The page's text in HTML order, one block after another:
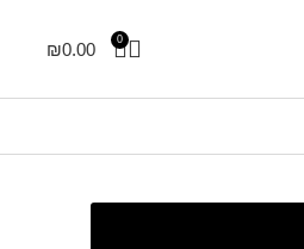
0
₪0.00